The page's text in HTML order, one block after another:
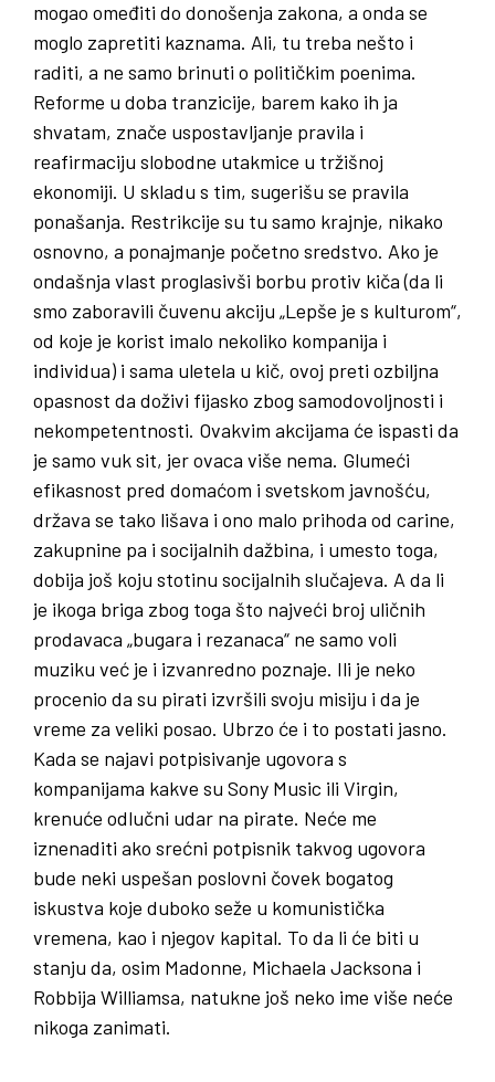
mogao omeđiti do donošenja zakona, a onda se
moglo zapretiti kaznama. Ali, tu treba nešto i
raditi, a ne samo brinuti o političkim poenima.
Reforme u doba tranzicije, barem kako ih ja
shvatam, znače uspostavljanje pravila i
reafirmaciju slobodne utakmice u tržišnoj
ekonomiji. U skladu s tim, sugerišu se pravila
ponašanja. Restrikcije su tu samo krajnje, nikako
osnovno, a ponajmanje početno sredstvo. Ako je
ondašnja vlast proglasivši borbu protiv kiča (da li
smo zaboravili čuvenu akciju „Lepše je s kulturom“,
od koje je korist imalo nekoliko kompanija i
individua) i sama uletela u kič, ovoj preti ozbiljna
opasnost da doživi fijasko zbog samodovoljnosti i
nekompetentnosti. Ovakvim akcijama će ispasti da
je samo vuk sit, jer ovaca više nema. Glumeći
efikasnost pred domaćom i svetskom javnošću,
država se tako lišava i ono malo prihoda od carine,
zakupnine pa i socijalnih dažbina, i umesto toga,
dobija još koju stotinu socijalnih slučajeva. A da li
je ikoga briga zbog toga što najveći broj uličnih
prodavaca „bugara i rezanaca“ ne samo voli
muziku već je i izvanredno poznaje. Ili je neko
procenio da su pirati izvršili svoju misiju i da je
vreme za veliki posao. Ubrzo će i to postati jasno.
Kada se najavi potpisivanje ugovora s
kompanijama kakve su Sony Music ili Virgin,
krenuće odlučni udar na pirate. Neće me
iznenaditi ako srećni potpisnik takvog ugovora
bude neki uspešan poslovni čovek bogatog
iskustva koje duboko seže u komunistička
vremena, kao i njegov kapital. To da li će biti u
stanju da, osim Madonne, Michaela Jacksona i
Robbija Williamsa, natukne još neko ime više neće
nikoga zanimati.